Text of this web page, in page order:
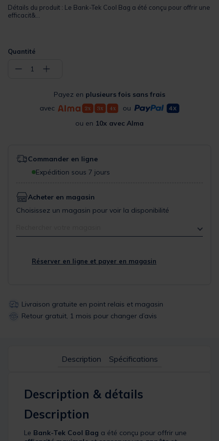
Détails du produit : Le Bank-Tek Cool Bag a été conçu pour offrir une
efficacit&...
Quantité
− 1 +
Payez en plusieurs fois sans frais
avec
ou
ou en 10x avec Alma
Commander en ligne
Expédition sous 7 jours
Acheter en magasin
Choisissez un magasin pour voir la disponibilité
Réserver en ligne et payer en magasin
Livraison gratuite en point relais et magasin
Retour gratuit, 1 mois pour changer d’avis
Description Spécifications
Description & détails
Description
Le Bank-Tek Cool Bag a été conçu pour offrir une